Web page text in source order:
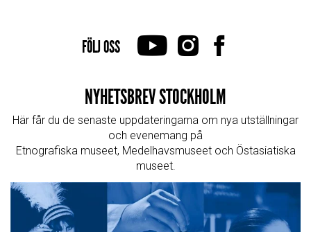
FÖLJ OSS
NYHETSBREV STOCKHOLM
Här får du de senaste uppdateringarna om nya utställningar
och evenemang på
Etnografiska museet, Medelhavsmuseet och Östasiatiska
museet.